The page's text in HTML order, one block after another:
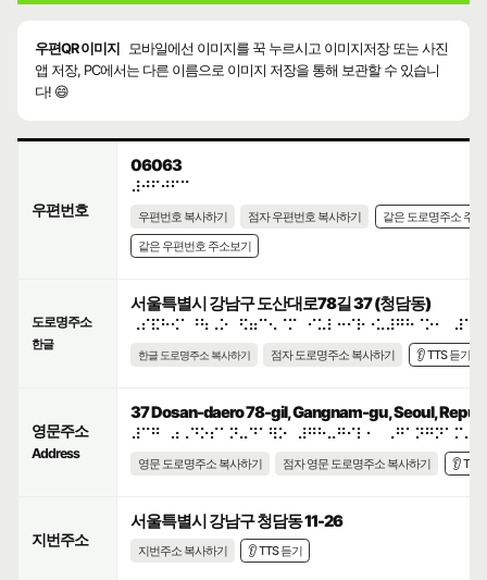
우편QR 이미지
모바일에선 이미지를 꾹 누르시고 이미지저장 또는 사진
앱 저장, PC에서는 다른 이름으로 이미지 저장을 통해 보관할 수 있습니
다! 😄
우편번호
06063
⠼⠚⠋⠚⠋⠉
우편번호 복사하기 점자 우편번호 복사하기
같은 도로명주소 주
같은 우편번호 주소보기
도로명주소
한글
서울특별시 강남구 도산대로78길 37 (청담동)
⠠⠎⠯⠓⠪⠁⠘⠳⠠⠕⠀⠫⠶⠉⠢⠈⠍⠀⠊⠥⠇⠒⠊⠗⠐⠥⠼⠛⠓⠈⠕⠂⠀⠼⠉⠛
한글 도로명주소 복사하기 점자 도로명주소 복사하기 👂 TTS 듣기
영문주소
Address
37 Dosan-daero 78-gil, Gangnam-gu, Seoul,
영문 도로명주소 복사하기 점자 영문 도로명주소 복사하기 👂 TTS
지번주소
서울특별시 강남구 청담동 11-26
지번주소 복사하기 👂 TTS 듣기